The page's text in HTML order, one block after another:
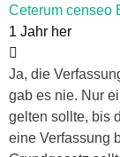
Ceterum censeo
1 Jahr her
Ja, die
gab es nie. Nur
gelten sollte, bis
eine Verfassung